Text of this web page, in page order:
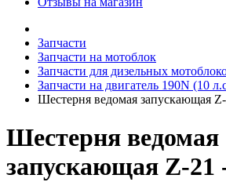
Запчасти
Запчасти на мотоблок
Запчасти для дизельных
Запчасти на двигатель 190N (10
Шестерня ведомая запускающая
Шестерня ведомая
запускающая Z-21